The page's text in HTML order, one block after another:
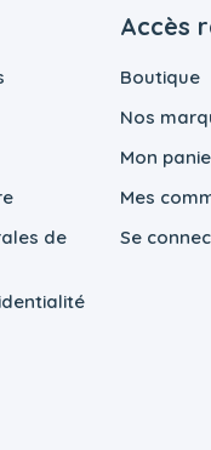
de
Accès
Boutique
Nos
Mon
Mes
Se